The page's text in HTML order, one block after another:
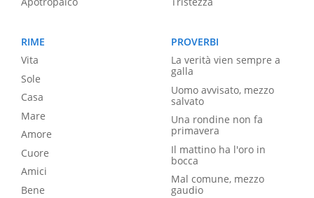
RIME
Vita
Sole
Casa
Mare
Amore
Cuore
Amici
Bene
PROVERBI
La verità vien sempre a
galla
Uomo avvisato, mezzo
salvato
Una rondine non fa
primavera
Il mattino ha l'oro in
bocca
Mal comune, mezzo
gaudio